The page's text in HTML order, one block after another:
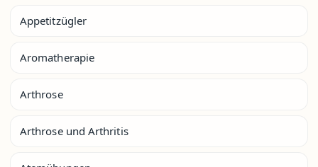
Appetitzügler
Aromatherapie
Arthrose
Arthrose und Arthritis